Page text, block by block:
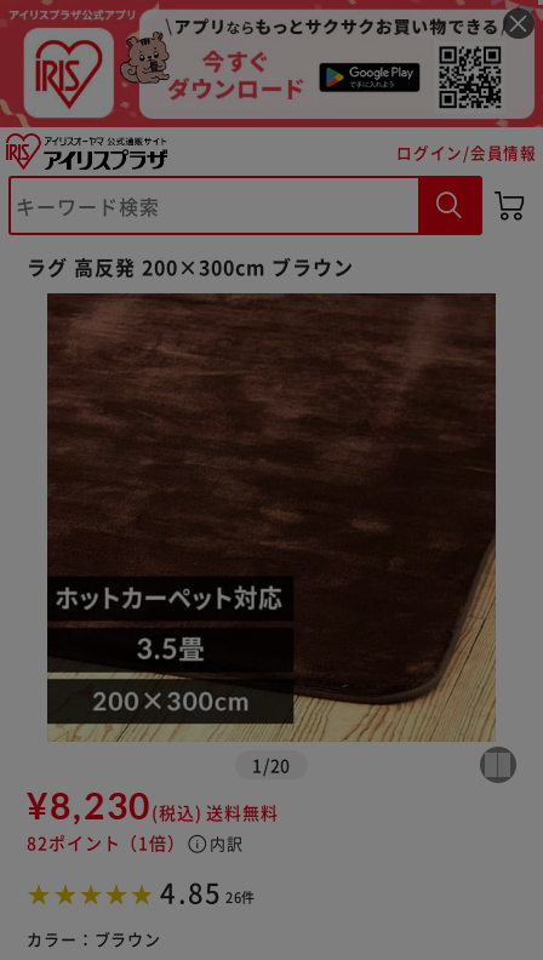
ログイン/会員情報
ラグ 高反発 200×300cm ブラウン
1 /20
¥8,230(税込) 送料無料
82ポイント （1倍） info 内訳
4.85 26件
カラー： ブラウン
※ご確認ください
カートに入れる